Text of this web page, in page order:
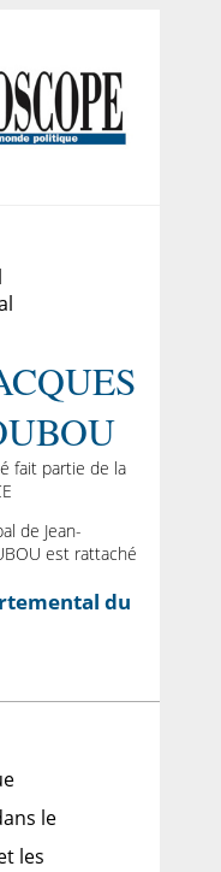
fait partie de la
de Jean-
est rattaché
du
le
les